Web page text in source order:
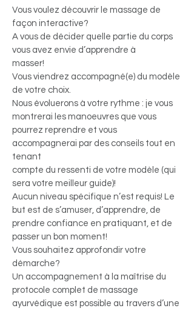
Vous voulez découvrir le massage de
façon interactive?
A vous de décider quelle partie du corps
vous avez envie d’apprendre à
masser!
Vous viendrez accompagné(e) du modèle
de votre choix.
Nous évoluerons à votre rythme : je vous
montrerai les manoeuvres que vous
pourrez reprendre et vous
accompagnerai par des conseils tout en
tenant
compte du ressenti de votre modèle (qui
sera votre meilleur guide)!
Aucun niveau spécifique n’est requis! Le
but est de s’amuser, d’apprendre, de
prendre confiance en pratiquant, et de
passer un bon moment!
Vous souhaitez approfondir votre
démarche?
Un accompagnement à la maîtrise du
protocole complet de massage
ayurvédique est possible au travers d’une